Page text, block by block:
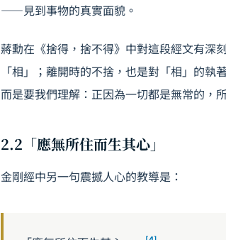
——見到事物的真實面貌。
蔣勳在《捨得，捨不得》中對這段經文有深
「相」；離開時的不捨，也是對「相」的
而是要我們理解：正因為一切都是無常的，
2.2「應無所住而生其心」
金剛經中另一句震撼人心的教導是：